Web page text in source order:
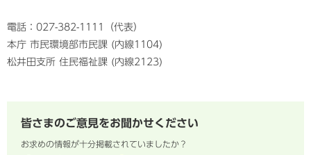
電話：027-382-1111（代表）
本庁 市民環境部市民課 (内線1104)
松井田支所 住民福祉課 (内線2123)
皆さまのご意見をお聞かせください
お求めの情報が十分掲載されていましたか？